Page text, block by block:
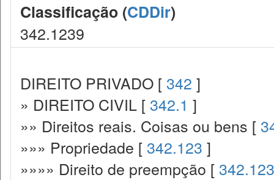
Classificação (CDDir)
342.1239
DIREITO PRIVADO [ 342 ]
» DIREITO CIVIL [ 342.1 ]
»» Direitos reais. Coisas ou bens [
»»» Propriedade [ 342.123 ]
»»»» Direito de preempção [